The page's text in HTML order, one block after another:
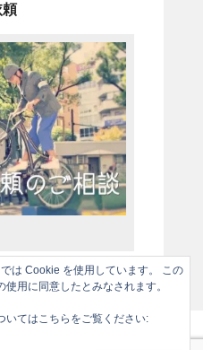
頼
は Cookie を使用しています。 この
用に同意したとみなされます。
いてはこちらをご覧ください: